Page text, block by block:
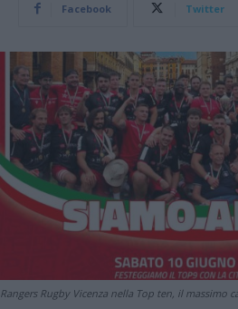
Facebook Twitter
Rangers Rugby Vicenza nella Top ten, il massimo